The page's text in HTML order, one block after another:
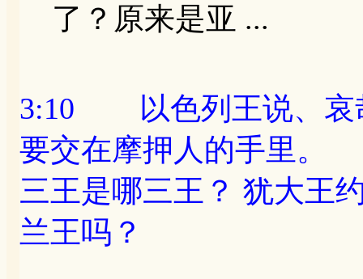
了？原来是亚 ...
3:10 以色列王说、哀
要交在摩押人的手里。
三王是哪三王？ 犹大王
兰王吗？